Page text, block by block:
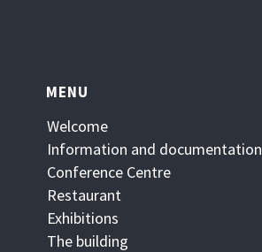
MENU
Welcome
Information and documentation
Conference Centre
Restaurant
Exhibitions
The building